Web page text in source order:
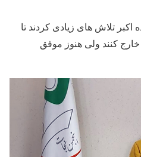
تلاش های زیادی کردند تا
خارج کنند ولی هنوز موفق